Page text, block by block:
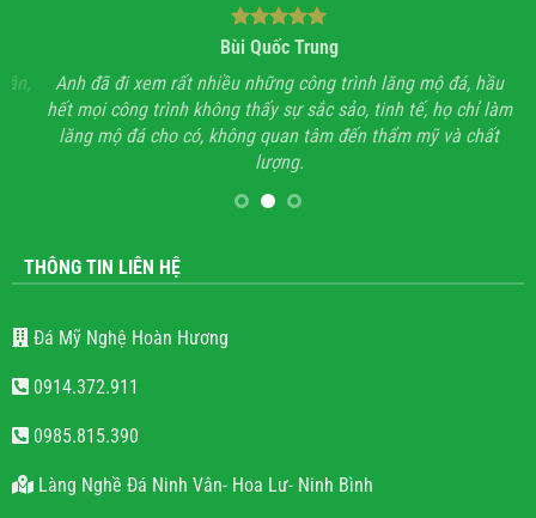
Bùi Quốc Trung
Anh đã đi xem rất nhiều những công trình lăng mộ đá, hầu
hết mọi công trình không thấy sự sắc sảo, tinh tế, họ chỉ làm
lăng mộ đá cho có, không quan tâm đến thẩm mỹ và chất
lượng.
THÔNG TIN LIÊN HỆ
Đá Mỹ Nghệ Hoàn Hương
0914.372.911
0985.815.390
Làng Nghề Đá Ninh Vân- Hoa Lư- Ninh Bình